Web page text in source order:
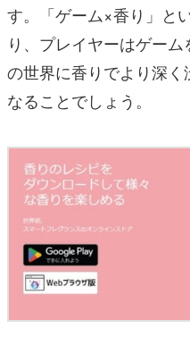
す。「ゲーム×香り」と
り、プレイヤーはゲー
の世界に香りでより深
なることでしょう。